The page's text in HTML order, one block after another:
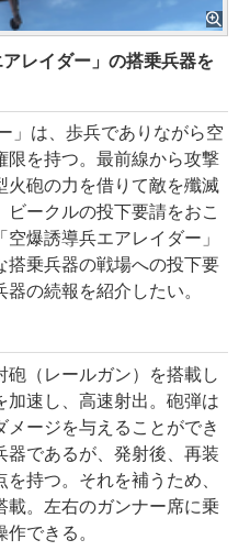
レイダー」の搭乗兵器を
」は、歩兵でありながら空
限を持つ。最前線から攻撃
火砲の力を借りて敵を殲滅
ークルの投下要請をおこ
爆誘導兵エアレイダー」
搭乗兵器の戦場への投下要
の続報を紹介したい。
（レールガン）を搭載し
加速し、高速射出。砲弾は
ージを与えることができ
器であるが、発射後、再装
持つ。それを補うため、
載。左右のガンナー席に乗
できる。